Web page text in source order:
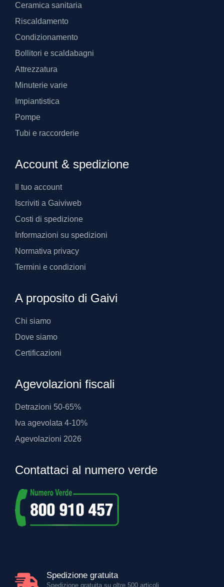
Ceramica sanitaria
Riscaldamento
Condizionamento
Bollitori e scaldabagni
Attrezzatura
Minuterie varie
Impiantistica
Pompe
Tubi e raccorderie
Account & spedizione
Il tuo account
Iscriviti a Gaiviweb
Costi di spedizione
Informazioni su spedizioni
Normativa privacy
Termini e condizioni
A proposito di Gaivi
Chi siamo
Dove siamo
Certificazioni
Agevolazioni fiscali
Detrazioni 50-65%
Iva agevolata 4-10%
Agevolazioni 2026
Contattaci al numero verde
Spedizione gratuita
Spedizione gratuita su oltre 500 articoli